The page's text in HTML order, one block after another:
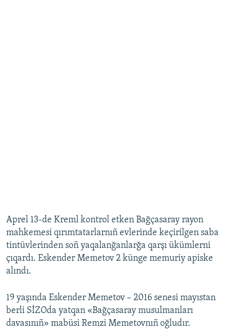
Aprel 13-de Kreml kontrol etken Bağçasaray rayon
mahkemesi qırımtatarlarnıñ evlerinde keçirilgen saba
tintüvlerinden soñ yaqalanğanlarğa qarşı ükümlerni
çıqardı. Eskender Memetov 2 künge memuriy apiske
alındı.
19 yaşında Eskender Memetov – 2016 senesi mayıstan
berli SİZOda yatqan «Bağçasaray musulmanları
davasınıñ» mabüsi Remzi Memetovnıñ oğludır.